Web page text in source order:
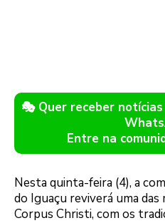
🎭 Quer receber
Entre na
Nesta quinta-feira (4), a
do Iguaçu reviverá uma das
Corpus Christi, com os